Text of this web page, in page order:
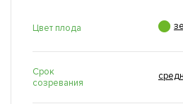
Цвет плода 
Срок
созревания